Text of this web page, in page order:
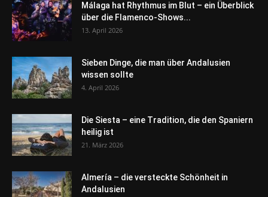
Málaga hat Rhythmus im Blut – ein Überblick
über die Flamenco-Shows...
13. April 2026
Sieben Dinge, die man über Andalusien
wissen sollte
4. April 2026
Die Siesta – eine Tradition, die den Spaniern
heilig ist
21. März 2026
Almería – die versteckte Schönheit in
Andalusien